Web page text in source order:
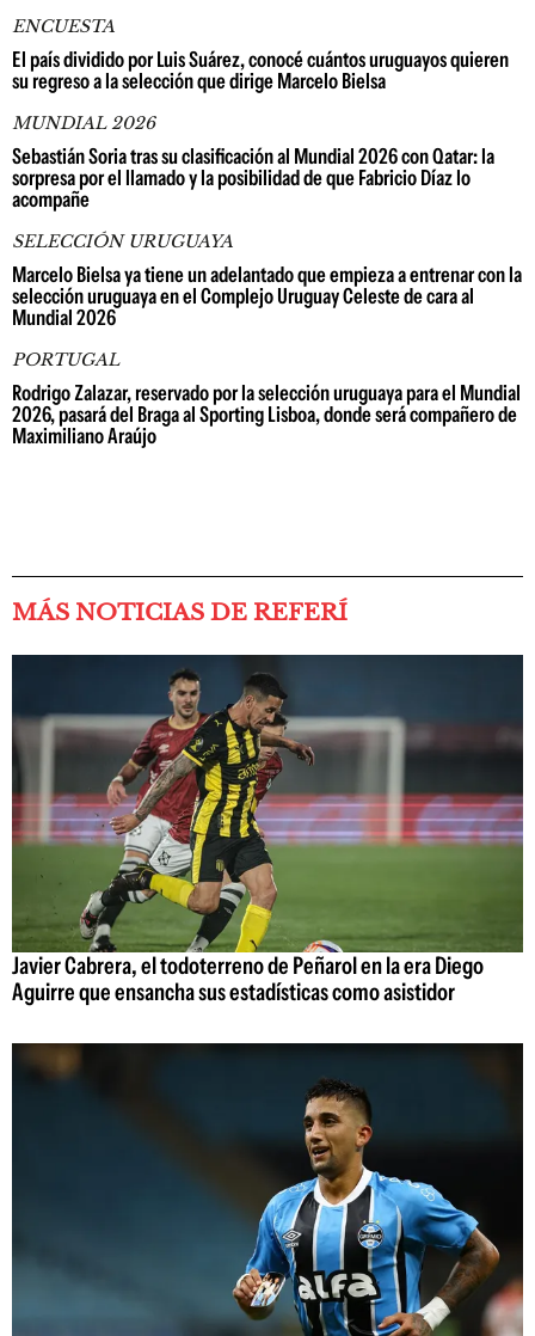
ENCUESTA
El país dividido por Luis Suárez, conocé cuántos uruguayos quieren
su regreso a la selección que dirige Marcelo Bielsa
MUNDIAL 2026
Sebastián Soria tras su clasificación al Mundial 2026 con Qatar: la
sorpresa por el llamado y la posibilidad de que Fabricio Díaz lo
acompañe
SELECCIÓN URUGUAYA
Marcelo Bielsa ya tiene un adelantado que empieza a entrenar con la
selección uruguaya en el Complejo Uruguay Celeste de cara al
Mundial 2026
PORTUGAL
Rodrigo Zalazar, reservado por la selección uruguaya para el Mundial
2026, pasará del Braga al Sporting Lisboa, donde será compañero de
Maximiliano Araújo
MÁS NOTICIAS DE REFERÍ
Javier Cabrera, el todoterreno de Peñarol en la era Diego
Aguirre que ensancha sus estadísticas como asistidor